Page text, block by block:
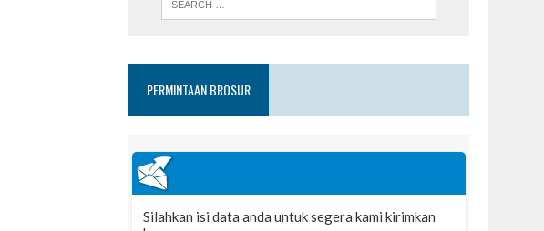
PERMINTAAN BROSUR